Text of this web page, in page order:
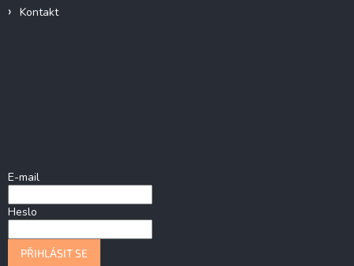
Kontakt
E-mail
Heslo
PŘIHLÁSIT SE